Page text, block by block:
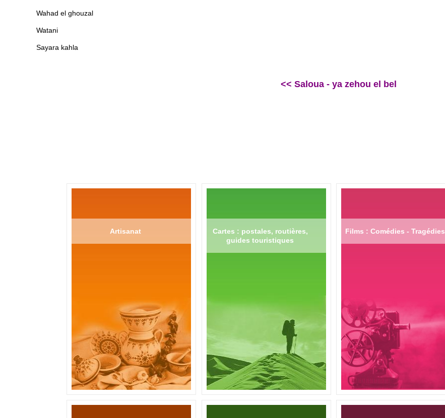
Wahad el ghouzal
Watani
Sayara kahla
<< Saloua - ya zehou el bel
Artisanat
Cartes : postales, routières,
guides touristiques
Films : Comédies - Tragédies